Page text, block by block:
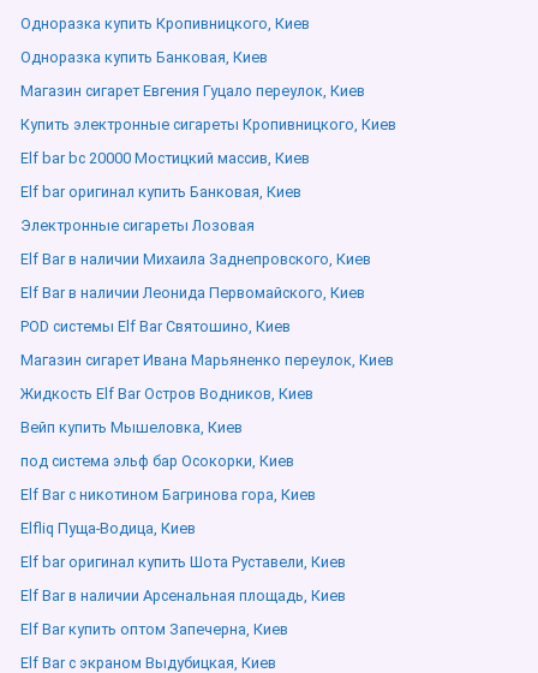
Одноразка купить Кропивницкого, Киев
Одноразка купить Банковая, Киев
Магазин сигарет Евгения Гуцало переулок, Киев
Купить электронные сигареты Кропивницкого, Киев
Elf bar bc 20000 Мостицкий массив, Киев
Elf bar оригинал купить Банковая, Киев
Электронные сигареты Лозовая
Elf Bar в наличии Михаила Заднепровского, Киев
Elf Bar в наличии Леонида Первомайского, Киев
POD системы Elf Bar Святошино, Киев
Магазин сигарет Ивана Марьяненко переулок, Киев
Жидкость Elf Bar Остров Водников, Киев
Вейп купить Мышеловка, Киев
под система эльф бар Осокорки, Киев
Elf Bar с никотином Багринова гора, Киев
Elfliq Пуща-Водица, Киев
Elf bar оригинал купить Шота Руставели, Киев
Elf Bar в наличии Арсенальная площадь, Киев
Elf Bar купить оптом Запечерна, Киев
Elf Bar с экраном Выдубицкая, Киев